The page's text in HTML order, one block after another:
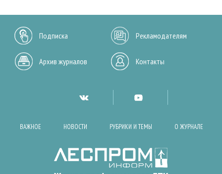
Подписка Рекламодателям
Архив журналов Контакты
ВАЖНОЕ НОВОСТИ РУБРИКИ И ТЕМЫ О ЖУРНАЛЕ